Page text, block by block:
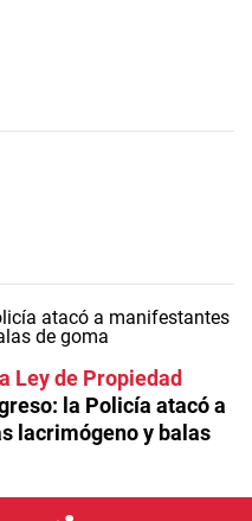
Ley de Propiedad
la Policía atacó a
lacrimógeno y balas